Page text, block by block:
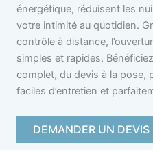
énergétique, réduisent les
votre intimité au quotidien.
contrôle à distance,
simples et rapides.
complet, du devis à la pose,
faciles d’entretien et
DEMANDER UN DEVIS